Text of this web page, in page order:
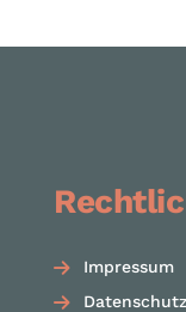
Impressum
Datenschutz